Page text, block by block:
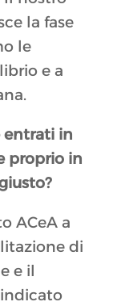
la fase
le
e a
entrati in
proprio in
ACeA a
di
e il